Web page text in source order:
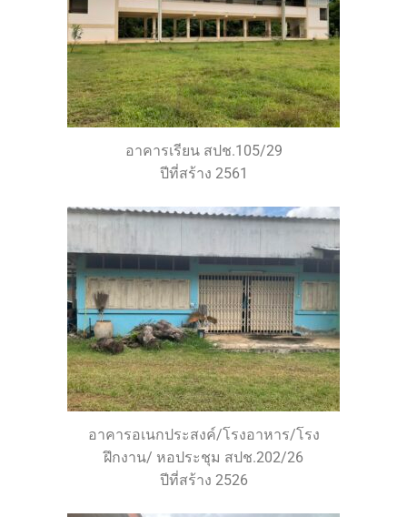
อาคารเรียน สปช.105/29
ปีที่สร้าง 2561
อาคารอเนกประสงค์/โรงอาหาร/โรง
ฝึกงาน/ หอประชุม สปช.202/26
ปีที่สร้าง 2526